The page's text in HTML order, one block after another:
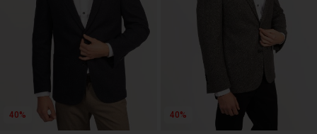
40% 40%